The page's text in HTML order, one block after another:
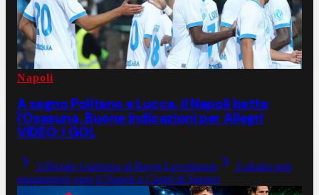
Napoli
A segno Politano e Lucca, il Napoli batte
l'Osasuna. Buone indicazioni per Allegri
VIDEO: I GOL
Ufficiale Gutierrez al Bayer Leverkusen
Lukaku non
raggiungerà oggi il Napoli a Castel di Sangro